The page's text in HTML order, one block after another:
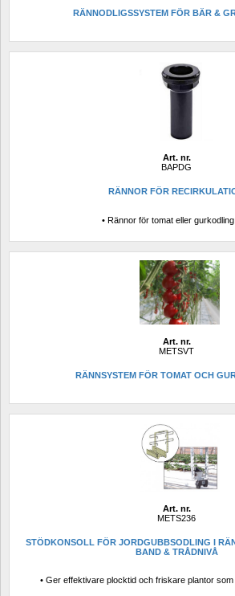
RÄNNODLIGSSYSTEM FÖR BÄR &
Art. nr.
BAPDG
RÄNNOR FÖR
• Rännor för tomat eller gurkodling
Art. nr.
METSVT
RÄNNSYSTEM FÖR TOMAT OCH
Art. nr.
METS236
STÖDKONSOLL FÖR JORDGUBBSODLING I
BAND & TRÅDNIVÅ
• Ger effektivare plocktid och friskare plantor